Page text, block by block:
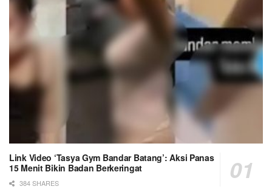
Link Video ‘Tasya Gym Bandar Batang’: Aksi Panas
15 Menit Bikin Badan Berkeringat
384 SHARES